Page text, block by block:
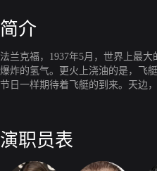
简介
法兰克福，1937年5月，世界上最
爆炸的氢气。更火上浇油的是，飞
节日一样期待着飞艇的到来。天边
演职员表